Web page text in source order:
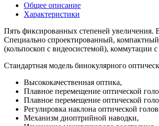
Общее описание
Характеристики
Пять фиксированных степеней увеличения.
Специально спроектированный,
(кольпоскоп с видеосистемой), коммутации
Стандартная модель бинокулярного
Высококачественная оптика,
Плавное перемещение оптической
Плавное перемещение оптической
Регулировка наклона оптической
Механизм диоптрийной наводки,